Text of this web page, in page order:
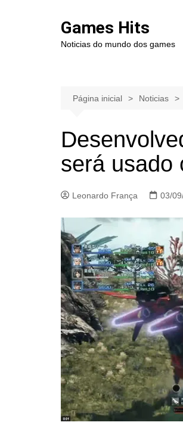
Games Hits
Noticias do mundo dos games
Página inicial Noticias
será usado
Leonardo França 03/